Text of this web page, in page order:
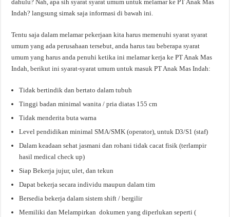
dahulu? Nah, apa sih syarat syarat umum untuk melamar ke PT Anak Mas
Indah? langsung simak saja informasi di bawah ini.
Tentu saja dalam melamar pekerjaan kita harus memenuhi syarat syarat
umum yang ada perusahaan tersebut, anda harus tau beberapa syarat
umum yang harus anda penuhi ketika ini melamar kerja ke PT Anak Mas
Indah, berikut ini syarat-syarat umum untuk masuk PT Anak Mas Indah:
Tidak bertindik dan bertato dalam tubuh
Tinggi badan minimal wanita / pria diatas 155 cm
Tidak menderita buta warna
Level pendidikan minimal SMA/SMK (operator), untuk D3/S1 (staf)
Dalam keadaan sehat jasmani dan rohani tidak cacat fisik (terlampir
hasil medical check up)
Siap Bekerja jujur, ulet, dan tekun
Dapat bekerja secara individu maupun dalam tim
Bersedia bekerja dalam sistem shift / bergilir
Memiliki dan Melampirkan dokumen yang diperlukan seperti (